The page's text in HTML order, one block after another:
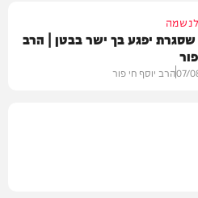
יפגע בך ישר בבטן | הרב
07/הרב יוסף חי פור